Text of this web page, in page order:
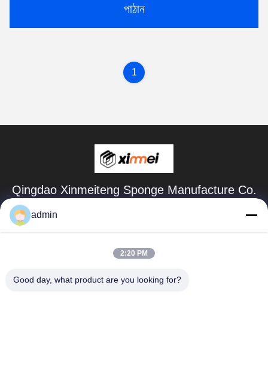
পাঠান
1
Qingdao Xinmeiteng Sponge Manufacture Co.
admin
2:20 PM
Good day, what product are you looking for?